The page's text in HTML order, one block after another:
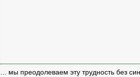
... мы преодолеваем эту трудность без